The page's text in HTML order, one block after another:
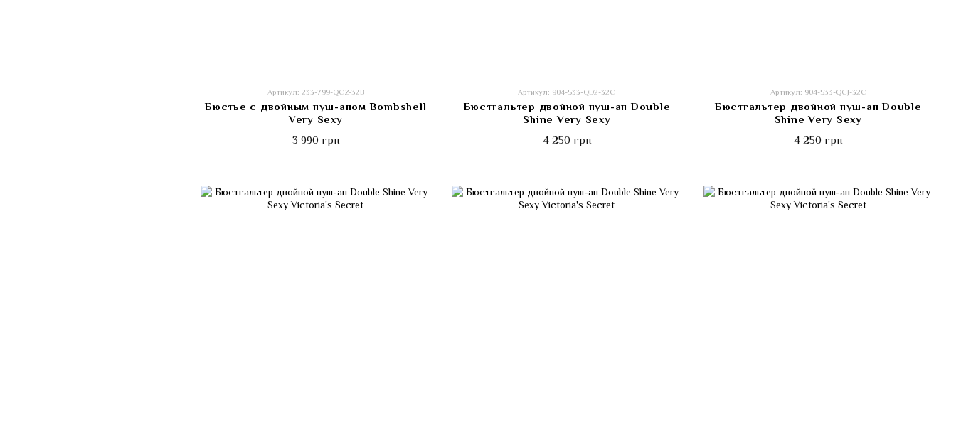
Артикул: 233-799-QCZ-32B
Бюстье с двойным пуш-апом Bombshell
Very Sexy
3 990 грн
Артикул: 904-533-QD2-32C
Бюстгальтер двойной пуш-ап Double
Shine Very Sexy
4 250 грн
Артикул: 904-533-QCJ-32C
Бюстгальтер двойной пуш-ап Double
Shine Very Sexy
4 250 грн